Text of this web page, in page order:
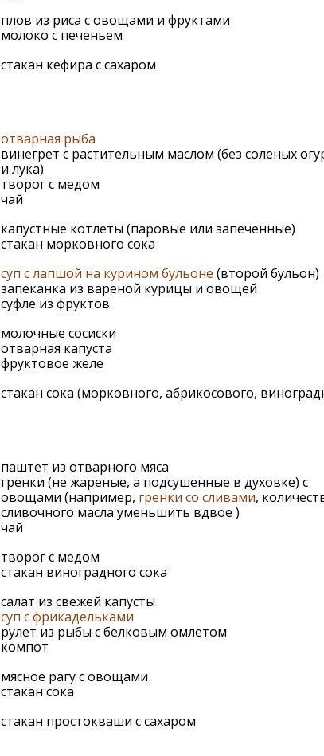
плов из риса с овощами и фруктами
молоко с печеньем
стакан кефира с сахаром
отварная рыба
винегрет с растительным маслом (без соленых
и лука)
творог с медом
чай
капустные котлеты (паровые или запеченные)
стакан морковного сока
суп с лапшой на курином бульоне (второй бульон)
запеканка из вареной курицы и овощей
суфле из фруктов
молочные сосиски
отварная капуста
фруктовое желе
стакан сока (морковного, абрикосового,
паштет из отварного мяса
гренки (не жареные, а подсушенные в духовке) с
овощами (например, гренки со сливами,
сливочного масла уменьшить вдвое )
чай
творог с медом
стакан виноградного сока
салат из свежей капусты
суп с фрикадельками
рулет из рыбы с белковым омлетом
компот
мясное рагу с овощами
стакан сока
стакан простокваши с сахаром